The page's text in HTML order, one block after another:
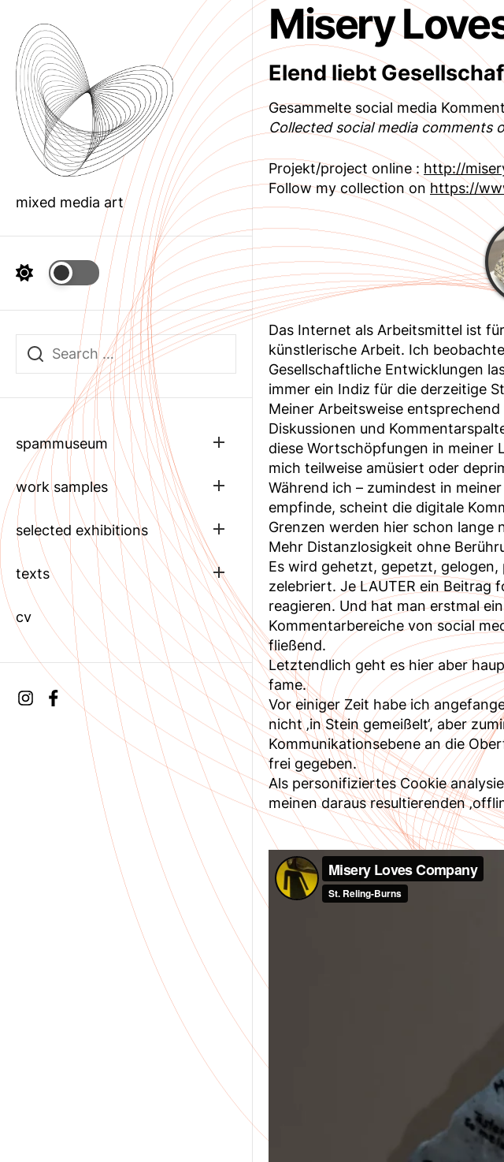
content
mixed media art
spammuseum
Show
work samples
Show
selected exhibitions
Show
menu
texts
Show
sub
menu
cv
Instagram
facebook
Misery
Elend liebt
Gesammelte social media
Collected social media comments
Projekt/project online : http://
Follow my collection on https://
Das Internet als Arbeitsmittel ist
künstlerische Arbeit. Ich
Gesellschaftliche Entwicklungen
immer ein Indiz für die derzeitige
Meiner Arbeitsweise
Diskussionen und
diese Wortschöpfungen in meiner
mich teilweise amüsiert oder
Während ich – zumindest in
empfinde, scheint die digitale
Grenzen werden hier schon
Mehr Distanzlosigkeit ohne
Es wird gehetzt, gepetzt,
zelebriert. Je LAUTER ein Beitrag
reagieren. Und hat man erstmal
Kommentarbereiche von social
fließend.
Letztendlich geht es hier aber
fame.
Vor einiger Zeit habe ich
nicht ‚in Stein gemeißelt‘, aber
Kommunikationsebene an die
frei gegeben.
Als personifiziertes Cookie
meinen daraus resultierenden